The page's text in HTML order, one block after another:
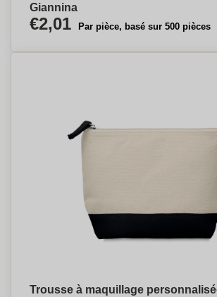
Giannina
€2,01 Par pièce, basé sur 500 pièces
Trousse à maquillage